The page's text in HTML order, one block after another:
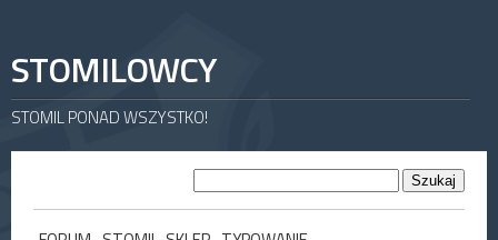
STOMILOWCY
STOMIL PONAD WSZYSTKO!